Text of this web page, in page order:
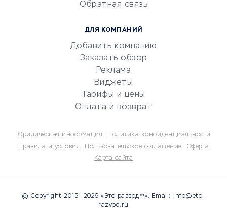
Юридические компании
Бухгалтерия онлайн
Потребительские кредиты
Обратная связь
ДЛЯ КОМПАНИЙ
Добавить компанию
Заказать обзор
Реклама
Виджеты
Тарифы и цены
Оплата и возврат
Юридическая информация
Политика конфиденциальности
Правила и условия
Пользовательское соглашение
Оферта
Карта сайта
© Copyright 2015—2026 «Это развод™». Email: info@eto-
razvod.ru